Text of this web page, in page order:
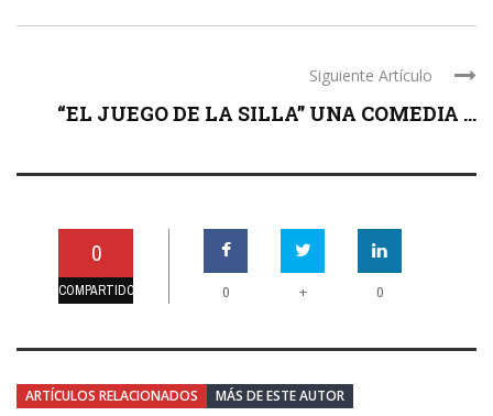
Siguiente Artículo
“EL JUEGO DE LA SILLA” UNA COMEDIA ...
0
COMPARTIDO 0 + 0
ARTÍCULOS RELACIONADOS MÁS DE ESTE AUTOR